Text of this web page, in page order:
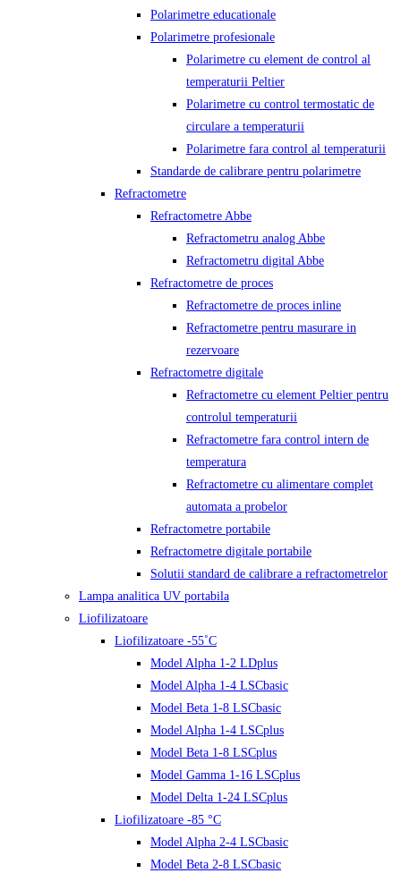
Polarimetre educationale
Polarimetre profesionale
Polarimetre cu element de control al
temperaturii Peltier
Polarimetre cu control termostatic de
circulare a temperaturii
Polarimetre fara control al temperaturii
Standarde de calibrare pentru polarimetre
Refractometre
Refractometre Abbe
Refractometru analog Abbe
Refractometru digital Abbe
Refractometre de proces
Refractometre de proces inline
Refractometre pentru masurare in
rezervoare
Refractometre digitale
Refractometre cu element Peltier pentru
controlul temperaturii
Refractometre fara control intern de
temperatura
Refractometre cu alimentare complet
automata a probelor
Refractometre portabile
Refractometre digitale portabile
Solutii standard de calibrare a refractometrelor
Lampa analitica UV portabila
Liofilizatoare
Liofilizatoare -55˚C
Model Alpha 1-2 LDplus
Model Alpha 1-4 LSCbasic
Model Beta 1-8 LSCbasic
Model Alpha 1-4 LSCplus
Model Beta 1-8 LSCplus
Model Gamma 1-16 LSCplus
Model Delta 1-24 LSCplus
Liofilizatoare -85 °C
Model Alpha 2-4 LSCbasic
Model Beta 2-8 LSCbasic